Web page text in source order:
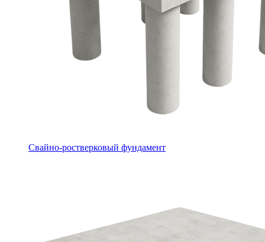
Свайно-ростверковый фундамент